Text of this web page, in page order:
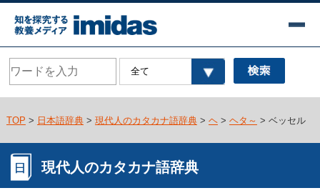
TOP > 日本語辞典> 現代人のカタカナ語辞典> ヘ> ヘタ～ > ベッセル
現代人のカタカナ語辞典